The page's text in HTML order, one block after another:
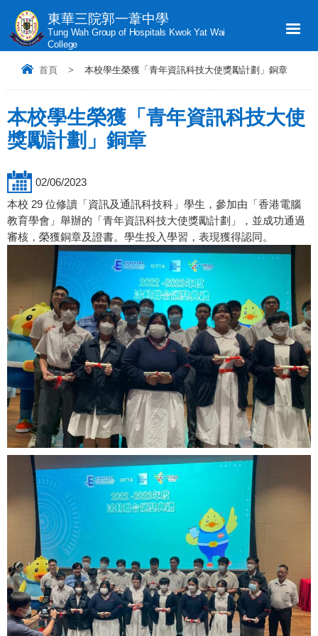
東華三院郭一葦中學
Tung Wah Group of Hospitals Kwok Yat Wai
College
首頁 > 本校學生榮獲「青年資訊科技大使獎勵計劃」銅章
本校學生榮獲「青年資訊科技大使
獎勵計劃」銅章
02/06/2023
本校 29 位修讀「資訊及通訊科技科」學生，參加由「香港電腦
教育學會」舉辦的「青年資訊科技大使獎勵計劃」，並成功通過
審核，榮獲銅章及證書。學生投入學習，表現獲得認同。